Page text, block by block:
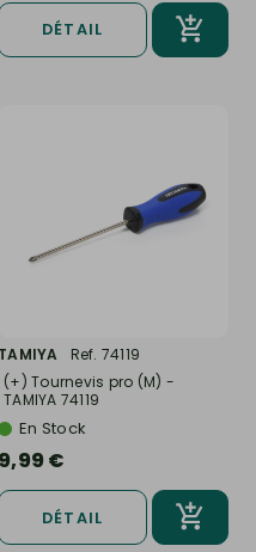
DÉTAIL
TAMIYA
Ref. 74119
(+) Tournevis pro (M) -
TAMIYA 74119
En Stock
9,99 €
DÉTAIL